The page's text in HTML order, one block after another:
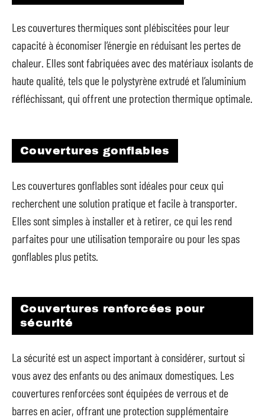
Les couvertures thermiques sont plébiscitées pour leur
capacité à économiser l’énergie en réduisant les pertes de
chaleur. Elles sont fabriquées avec des matériaux isolants de
haute qualité, tels que le polystyrène extrudé et l’aluminium
réfléchissant, qui offrent une protection thermique optimale.
Couvertures gonflables
Les couvertures gonflables sont idéales pour ceux qui
recherchent une solution pratique et facile à transporter.
Elles sont simples à installer et à retirer, ce qui les rend
parfaites pour une utilisation temporaire ou pour les spas
gonflables plus petits.
Couvertures renforcées pour
sécurité
La sécurité est un aspect important à considérer, surtout si
vous avez des enfants ou des animaux domestiques. Les
couvertures renforcées sont équipées de verrous et de
barres en acier, offrant une protection supplémentaire